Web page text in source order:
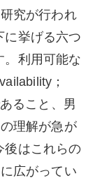
究が行われ
に挙げる六つ
。利用可能な
；
ること、男
理解が急が
後はこれらの
広がってい